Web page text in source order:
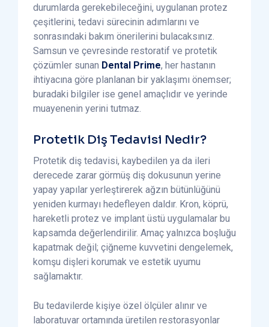
durumlarda gerekebileceğini, uygulanan protez
çeşitlerini, tedavi sürecinin adımlarını ve
sonrasındaki bakım önerilerini bulacaksınız.
Samsun ve çevresinde restoratif ve protetik
çözümler sunan Dental Prime, her hastanın
ihtiyacına göre planlanan bir yaklaşımı önemser;
buradaki bilgiler ise genel amaçlıdır ve yerinde
muayenenin yerini tutmaz.
Protetik Diş Tedavisi Nedir?
Protetik diş tedavisi, kaybedilen ya da ileri
derecede zarar görmüş diş dokusunun yerine
yapay yapılar yerleştirerek ağzın bütünlüğünü
yeniden kurmayı hedefleyen daldır. Kron, köprü,
hareketli protez ve implant üstü uygulamalar bu
kapsamda değerlendirilir. Amaç yalnızca boşluğu
kapatmak değil; çiğneme kuvvetini dengelemek,
komşu dişleri korumak ve estetik uyumu
sağlamaktır.
Bu tedavilerde kişiye özel ölçüler alınır ve
laboratuvar ortamında üretilen restorasyonlar